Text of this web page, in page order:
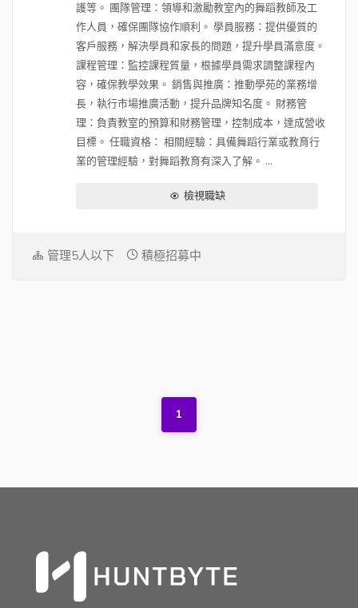
護等。 團隊管理：領導和激勵教室內的舞蹈教師及工
作人員，確保團隊協作順利。 學員服務：提供優質的
客戶服務，解決學員和家長的問題，提升學員滿意度。
課程管理：監控課程質量，根據學員需求調整課程內
容，確保教學效果。 銷售與推廣：推動學苑的業務增
長，執行市場推廣活動，提升品牌知名度。 財務管
理：負責教室的預算和財務管理，控制成本，達成營收
目標。 任職資格： 相關經驗：具備舞蹈行業或教育行
業的管理經驗，對舞蹈教育有深入了解。 ...
檢視職缺
管理5人以下 積極招募中
1